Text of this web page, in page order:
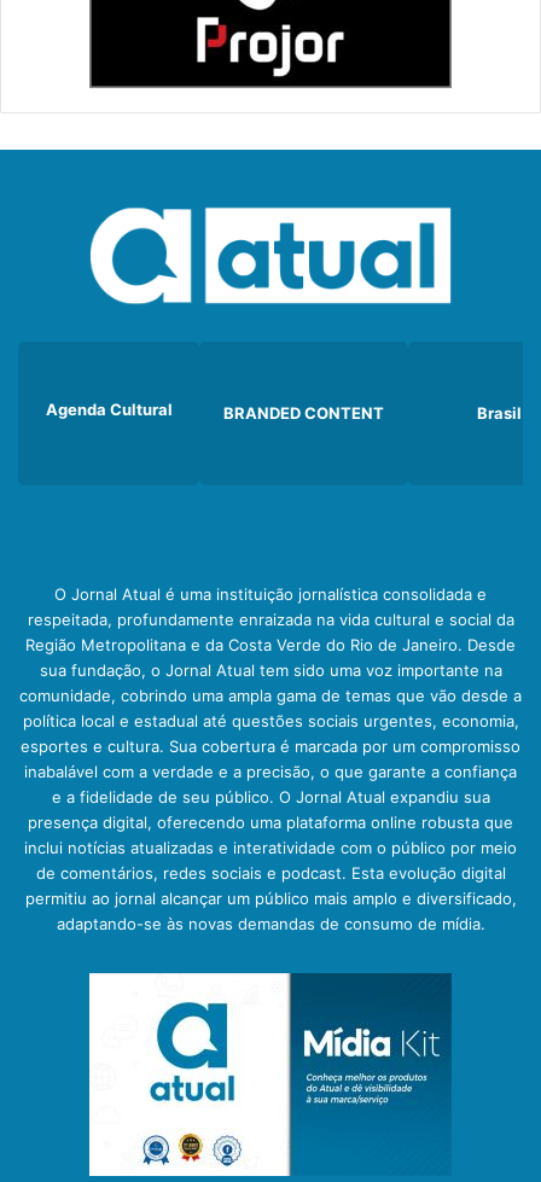
Agenda Cultural BRANDED CONTENT Brasil
O Jornal Atual é uma instituição jornalística consolidada e
respeitada, profundamente enraizada na vida cultural e social da
Região Metropolitana e da Costa Verde do Rio de Janeiro. Desde
sua fundação, o Jornal Atual tem sido uma voz importante na
comunidade, cobrindo uma ampla gama de temas que vão desde a
política local e estadual até questões sociais urgentes, economia,
esportes e cultura. Sua cobertura é marcada por um compromisso
inabalável com a verdade e a precisão, o que garante a confiança
e a fidelidade de seu público. O Jornal Atual expandiu sua
presença digital, oferecendo uma plataforma online robusta que
inclui notícias atualizadas e interatividade com o público por meio
de comentários, redes sociais e podcast. Esta evolução digital
permitiu ao jornal alcançar um público mais amplo e diversificado,
adaptando-se às novas demandas de consumo de mídia.